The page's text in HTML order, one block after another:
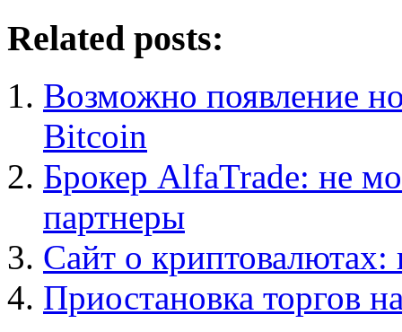
Related posts:
Возможно появление
Bitcoin
Брокер AlfaTrade: не
партнеры
Сайт о криптовалютах:
Приостановка торгов